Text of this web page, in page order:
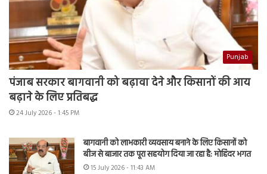
Punjab
पंजाब सरकार बागवानी को बढ़ावा देने और किसानों की आय
बढ़ाने के लिए प्रतिबद्ध
24 July 2026 - 1:45 PM
बागवानी को लाभकारी व्यवसाय बनाने के लिए किसानों को
बीज से बाजार तक पूरा सहयोग दिया जा रहा है: मोहिंदर भगत
15 July 2026 - 11:43 AM